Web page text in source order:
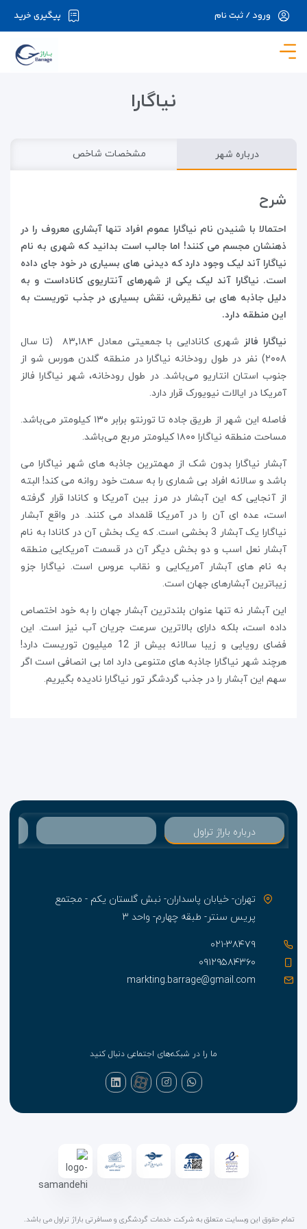
در حال حاضر ارتباط با سرور قطع می باشد لطفا
پیگیری خرید ورود / ثبت نام
نیاگارا
درباره شهر مشخصات شاخص
شرح
احتمالا با شنیدن نام نیاگارا عموم افراد تنها آبشاری معروف را در
ذهنشان مجسم می کنند! اما جالب است بدانید که شهری به نام
نیاگارا آند لیک وجود دارد که دیدنی های بسیاری در خود جای داده
است. نیاگارا آند لیک یکی از شهرهای آنتاریوی کاناداست و به
دلیل جاذبه های بی نظیرش، نقش بسیاری در جذب توریست به
این منطقه دارد.
نیاگارا فالز
شهری کانادایی با جمعیتی معادل ۸۳٬۱۸۴ (تا سال
۲۰۰۸) نفر در طول رودخانه نیاگارا در منطقه گلدن هورس شو از
جنوب استان انتاریو می‌باشد. در طول رودخانه، شهر نیاگارا فالز
آمریکا در ایالات نیویورک قرار دارد.
فاصله این شهر از طریق جاده تا تورنتو برابر ۱۳۰ کیلومتر می‌باشد.
مساحت منطقه نیاگارا ۱۸۰۰ کیلومتر مربع می‌باشد.
آبشار نیاگارا بدون شک از مهمترین جاذبه های شهر نیاگارا می
باشد و سالانه افراد بی شماری را به سمت خود روانه می کند! البته
از آنجایی که این آبشار در مرز بین آمریکا و کانادا قرار گرفته
است، عده ای آن را در آمریکا قلمداد می کنند. در واقع آبشار
نیاگارا یک آبشار 3 بخشی است. که یک بخش آن در کانادا به نام
آبشار نعل اسب و دو بخش دیگر آن در قسمت آمریکایی منطقه
به نام های آبشار آمریکایی و نقاب عروس است. نیاگارا جزو
زیباترین آبشارهای جهان است.
این آبشار نه تنها عنوان بلندترین آبشار جهان را به خود اختصاص
داده است، بلکه دارای بالاترین سرعت جریان آب نیز است. این
فضای رویایی و زیبا سالانه بیش از 12 میلیون توریست دارد!
هرچند شهر نیاگارا جاذبه های متنوعی دارد اما بی انصافی است اگر
سهم این آبشار را در جذب گردشگر تور نیاگارا نادیده بگیریم.
درباره باراژ تراول
تهران- خیابان پاسداران- نبش گلستان یکم - مجتمع
پریس سنتر- طبقه چهارم- واحد ۳
۰۲۱-۳۸۴۷۹
۰۹۱۲۹۵۸۴۳۶۰
markting.barrage@gmail.com
ما را در شبکه‌های اجتماعی دنبال کنید
تمام حقوق این وبسایت متعلق به شرکت خدمات گردشگری و مسافرتی باراژ تراول می باشد.